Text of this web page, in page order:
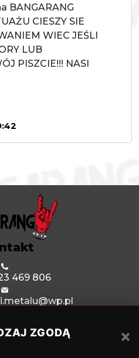
ZGODĄ
BANGARANG
CIESZY SIE
WIEC JEŚLI
LUB
PISZCIE!!! NASI
469 806
wydarzenia